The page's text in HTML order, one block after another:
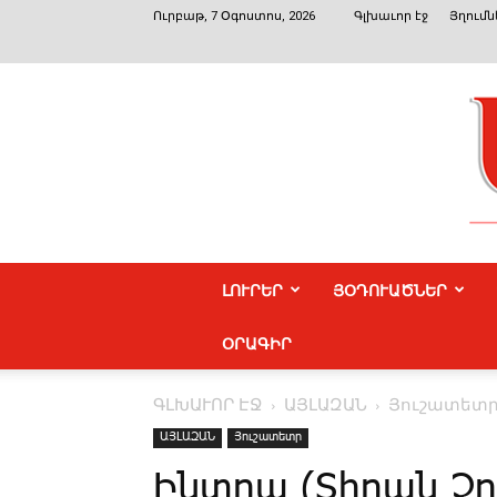
Ուրբաթ, 7 Օգոստոս, 2026 Գլխաւոր էջ
ԼՈՒՐԵՐ ՅՕԴՈՒԱԾՆԵՐ
ՕՐԱԳԻՐ
ԳԼԽԱՒՈՐ ԷՋ ԱՅԼԱԶԱՆ Յուշատետր
ԱՅԼԱԶԱՆ Յուշատետր
Ինտրա (Տիրան